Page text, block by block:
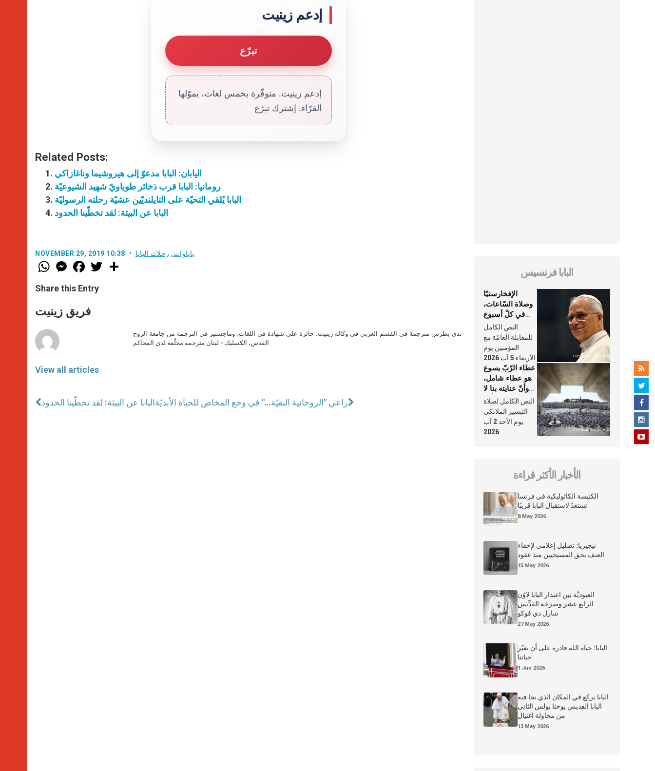
إدعم زينيت
تبرّع
إدعم زينيت. متوفّرة بخمس لغات، يموّلها
القرّاء. إشترك تبرّع
Related Posts:
اليابان: البابا مدعوّ إلى هيروشيما وناغازاكي
رومانيا: البابا قرب ذخائر طوباويّ شهيد الشيوعيّة
البابا يُلقي التحيّة على التايلنديّين عشيّة رحلته الرسوليّة
البابا عن البيئة: لقد تخطّينا الحدود
NOVEMBER 29, 2019 10:38 باباوات, رحلات البابا
W
h
t
s
p
p
M
e
s
e
g
e
F
a
e
b
o
k
w
Share this Entry
فريق زينيت
View all articles
ندى بطرس مترجمة في القسم العربي في وكالة زينيت، حائزة على شهادة في اللغات، وماجستير في الترجمة من جامعة الروح
القدس، الكسليك - لبنان مترجمة محلّفة لدى المحاكم
البابا عن البيئة: لقد تخطّينا الحدودراعي "الروحانية النقيّة..." في وجع المخاض للحياة الأبديّة
البابا فرنسيس
الإفخارستيّا
وصلاة السّاعات،
في كلّ أسبوع
وكلّ يوم، هما
النَّفَس في حياة
الكنيسة
النص الكامل
للمقابلة العامّة مع
المؤمنين يوم
الأربعاء 5 آب 2026
عطاء الرّبّ يسوع
هو عطاء شامل،
وأنّ عنايته بنا لا
تغيب عنّا أبدًا
النص الكامل لصلاة
التبشير الملائكي
يوم الأحد 2 آب
2026
الأخبار الأكثر قراءة
الكنيسة الكاثوليكية في فرنسا
تستعدّ لاستقبال البابا قريبًا
8 May 2026
نيجيريا: تضليل إعلامي لإخفاء
العنف بحق المسيحيين منذ عقود
15 May 2026
العبوديَّة بين اعتذار البابا لاوُن
الرابع عشر وصرخة القدِّيس
شارل دي فوكو
27 May 2026
البابا: حياة الله قادرة على أن تغيّر
حياتنا
1 Jun 2026
البابا يركع في المكان الذي نجا فيه
البابا القديس يوحنا بولس الثاني
من محاولة اغتيال
13 May 2026